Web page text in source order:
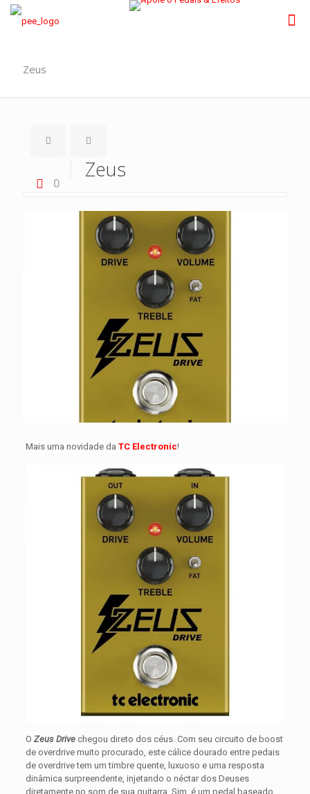
Zeus
0
Zeus
Mais uma novidade da TC Electronic!
O Zeus Drivechegou direto dos céus. Com seu circuito de boost
de overdrive muito procurado, este cálice dourado entre pedais
de overdrive tem um timbre quente, luxuoso e uma resposta
dinâmica surpreendente, injetando o néctar dos Deuses
diretamente no som de sua guitarra. Sim. é um pedal baseado